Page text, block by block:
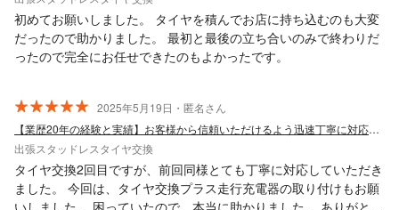
初めてお願いしました。 タイヤを積んでお店に持ち込むのも大変
だったので助かりました。 最初と最後の立ち合いのみで終わりだ
ったので完全にお任せできたのもよかったです。
2025年5月19日・匿名さん
【業歴20年の経験と実績】お客様から信頼いただけるよう迅速丁寧に対応します！
出張スタッドレスタイヤ交換
タイヤ交換2回目ですが、前回同様とても丁寧に対応していただき
ました。 今回は、タイヤ交換プラス走行充電器の取り付けもお願